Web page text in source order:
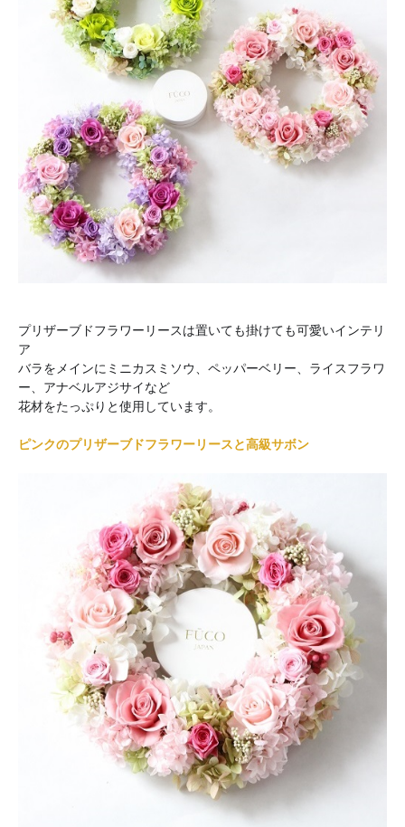
プリザーブドフラワーリースは置いても掛けても可愛いインテリ
ア
バラをメインにミニカスミソウ、ペッパーベリー、ライスフラワ
ー、アナベルアジサイなど
花材をたっぷりと使用しています。
ピンクのプリザーブドフラワーリースと高級サボン